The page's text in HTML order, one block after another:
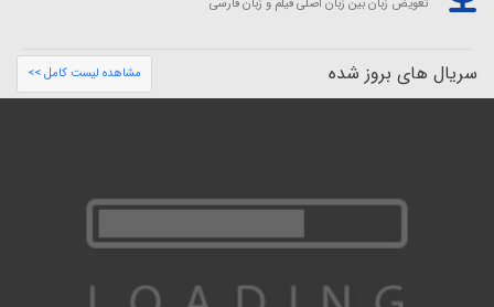
سریال های بروز شده مشاهده لیست کامل >>